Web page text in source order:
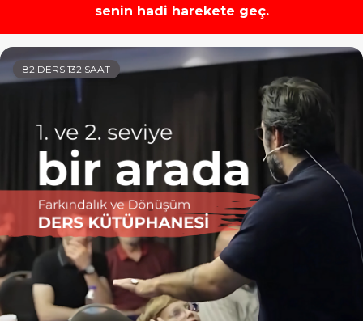
senin hadi harekete geç.
82 DERS 132 SAAT